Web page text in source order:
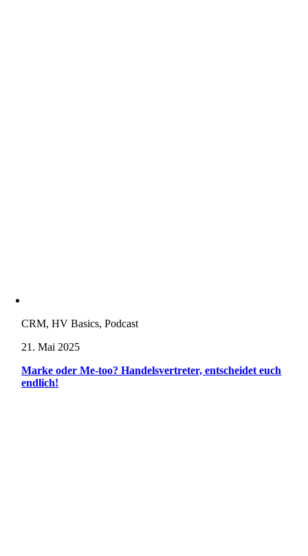
CRM, HV Basics, Podcast
21. Mai 2025
Marke oder Me-too? Handelsvertreter, entscheidet euch
endlich!